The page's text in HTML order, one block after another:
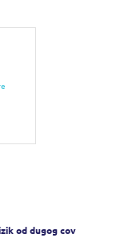
od dugog cov